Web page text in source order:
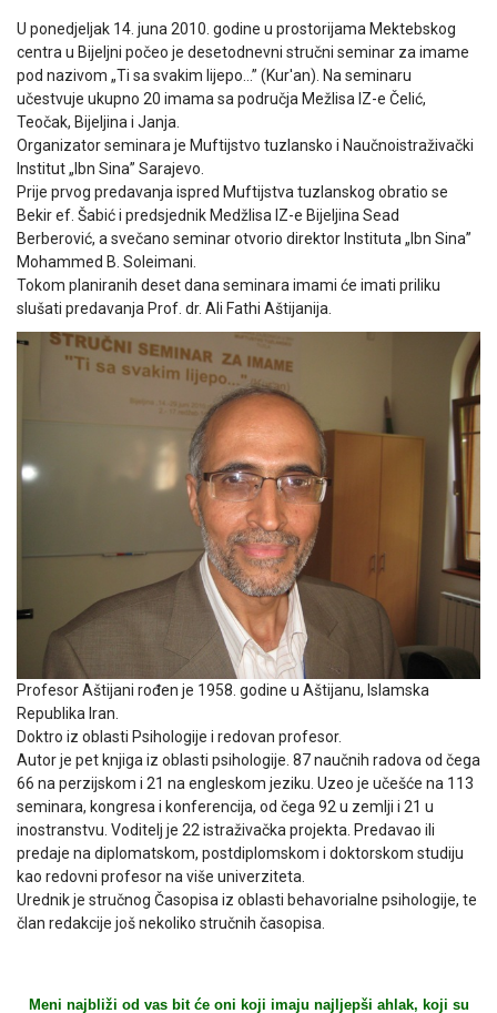
U ponedjeljak 14. juna 2010. godine u prostorijama Mektebskog
centra u Bijeljni počeo je desetodnevni stručni seminar za imame
pod nazivom „Ti sa svakim lijepo…” (Kur'an). Na seminaru
učestvuje ukupno 20 imama sa područja Mežlisa IZ-e Čelić,
Teočak, Bijeljina i Janja.
Organizator seminara je Muftijstvo tuzlansko i Naučnoistraživački
Institut „Ibn Sina” Sarajevo.
Prije prvog predavanja ispred Muftijstva tuzlanskog obratio se
Bekir ef. Šabić i predsjednik Medžlisa IZ-e Bijeljina Sead
Berberović, a svečano seminar otvorio direktor Instituta „Ibn Sina”
Mohammed B. Soleimani.
Tokom planiranih deset dana seminara imami će imati priliku
slušati predavanja Prof. dr. Ali Fathi Aštijanija.
Profesor Aštijani rođen je 1958. godine u Aštijanu, Islamska
Republika Iran.
Doktro iz oblasti Psihologije i redovan profesor.
Autor je pet knjiga iz oblasti psihologije. 87 naučnih radova od čega
66 na perzijskom i 21 na engleskom jeziku. Uzeo je učešće na 113
seminara, kongresa i konferencija, od čega 92 u zemlji i 21 u
inostranstvu. Voditelj je 22 istraživačka projekta. Predavao ili
predaje na diplomatskom, postdiplomskom i doktorskom studiju
kao redovni profesor na više univerziteta.
Urednik je stručnog Časopisa iz oblasti behavorialne psihologije, te
član redakcije još nekoliko stručnih časopisa.
Meni najbliži od vas bit će oni koji imaju najljepši ahlak, koji su